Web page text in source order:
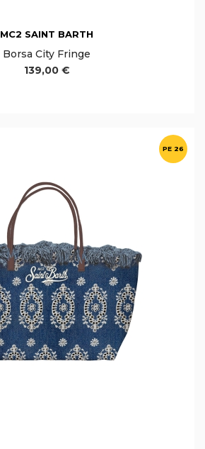
MC2 SAINT BARTH
Borsa City Fringe
139,00 €
PE 26